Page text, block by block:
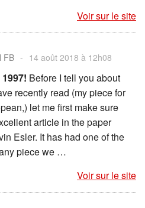
Voir sur le site
FB - 14 août 2018 à 12h08
Before I tell you about
recently read (my piece for
let me first make sure
article in the paper
Esler. It has had one of the
piece we …
Voir sur le site